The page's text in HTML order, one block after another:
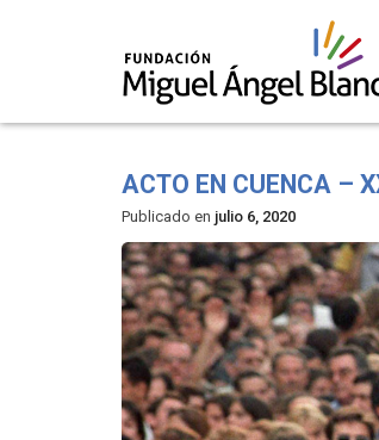
ACTO EN CUENCA –
Publicado en julio 6, 2020